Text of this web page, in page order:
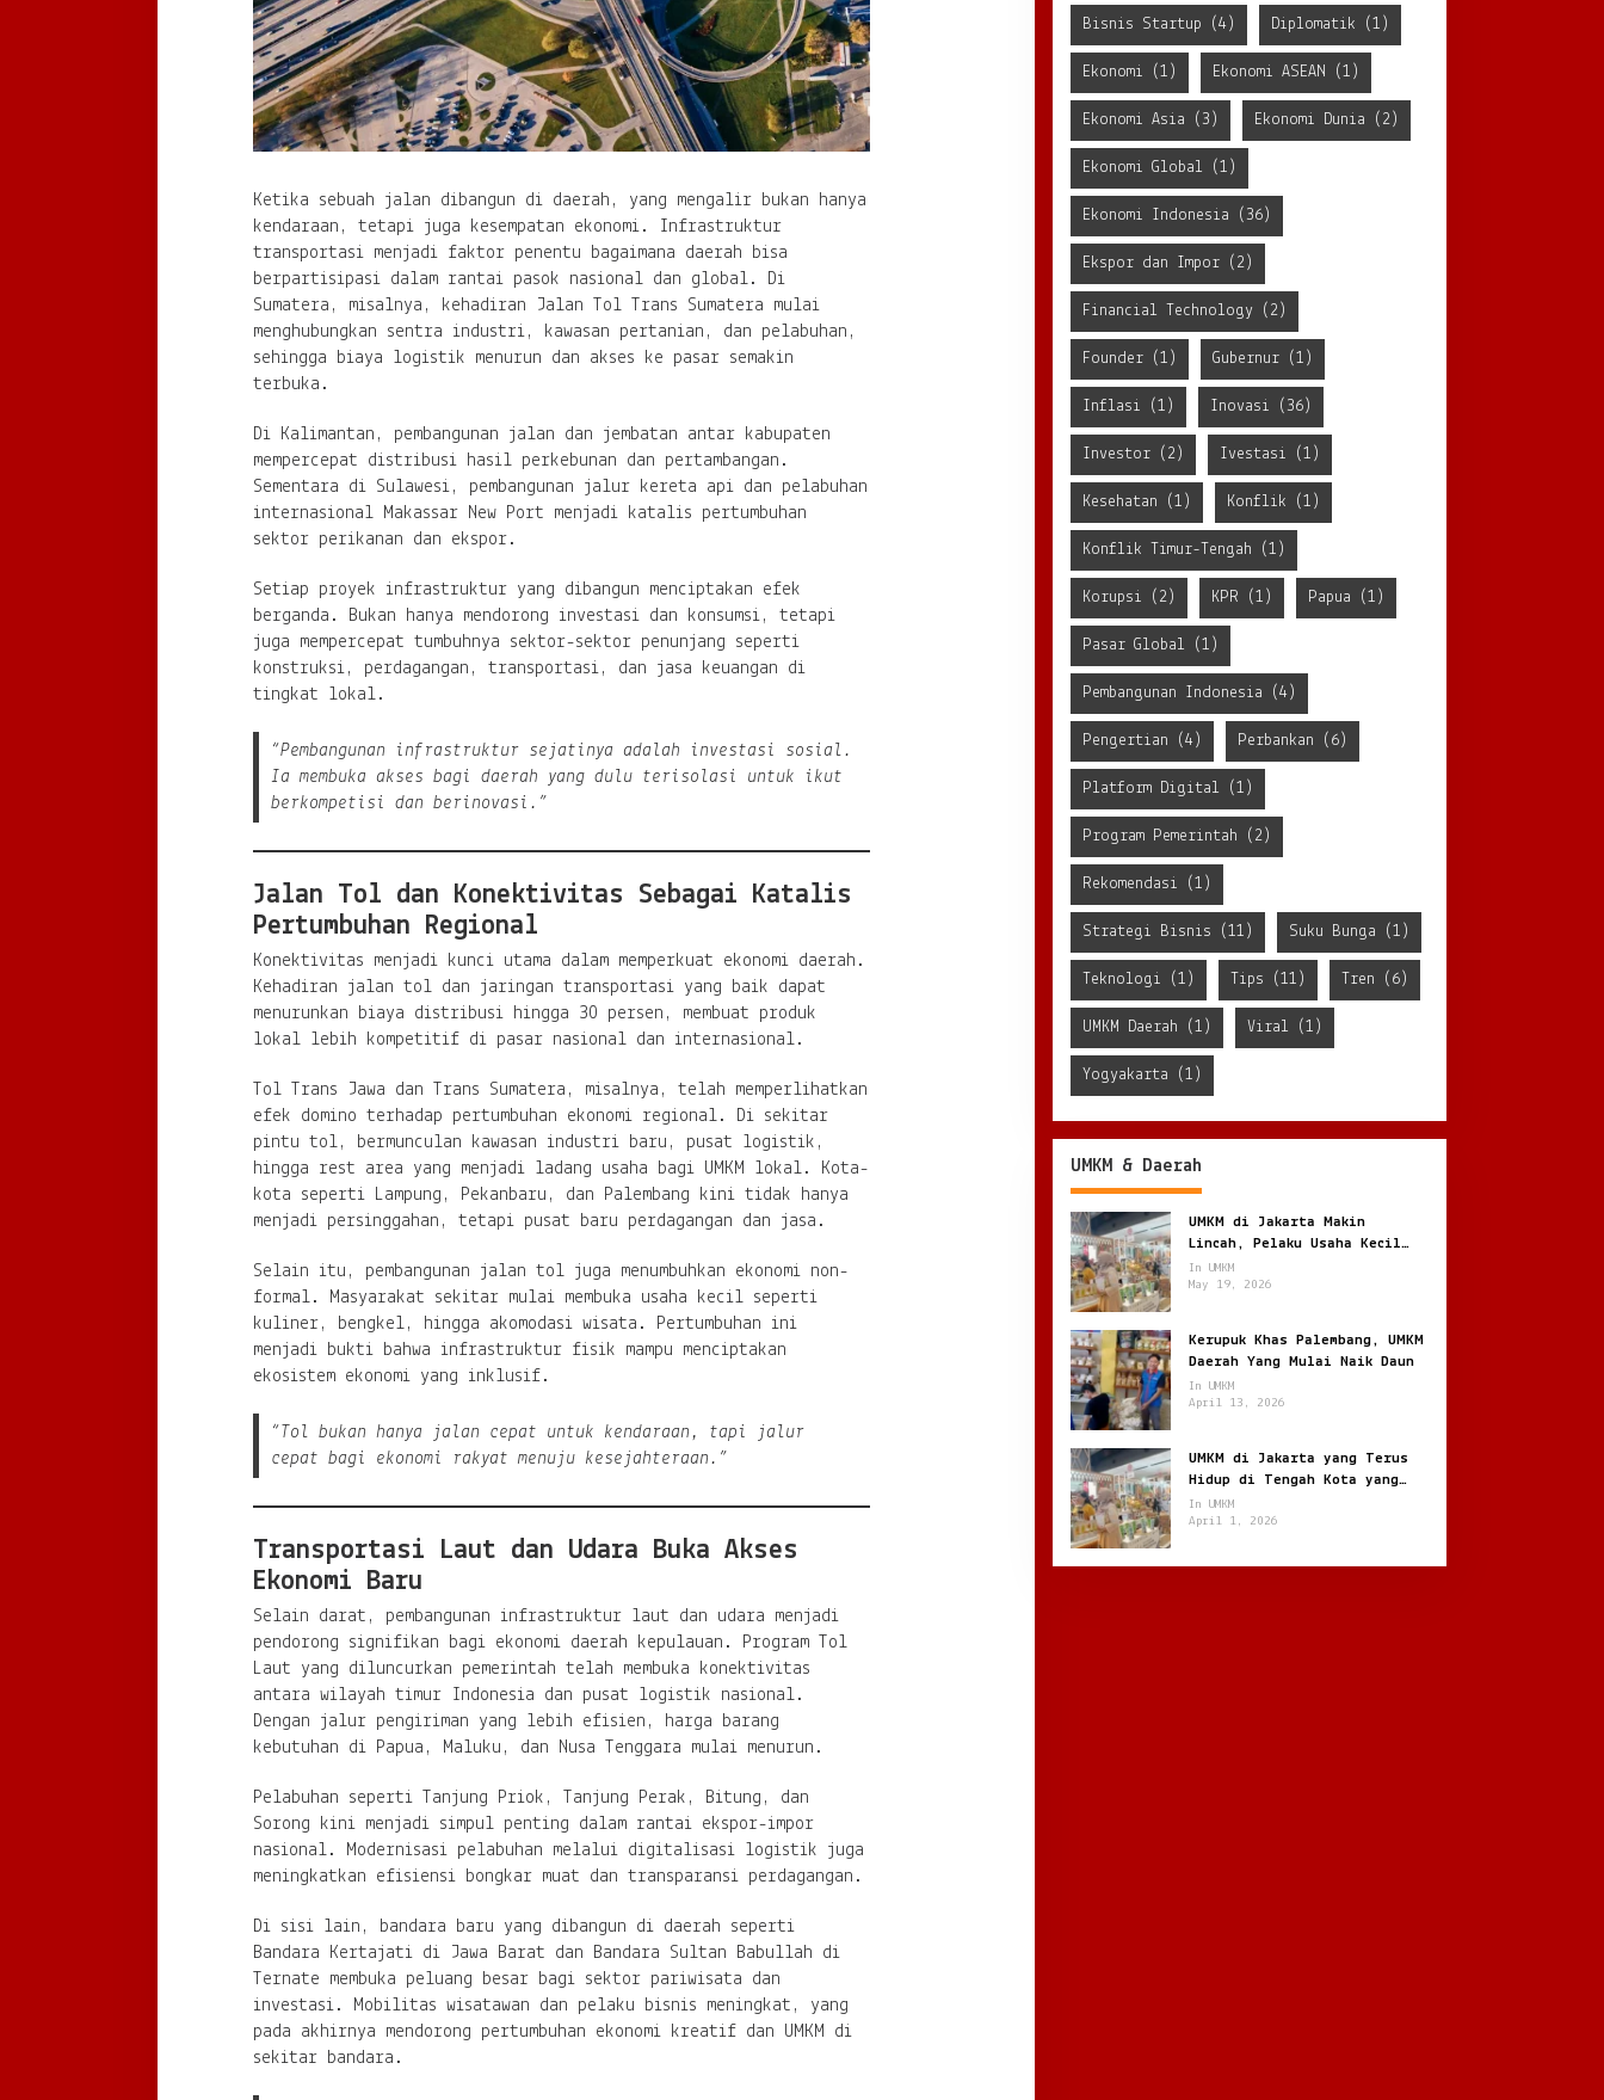
Ketika sebuah jalan dibangun di daerah, yang mengalir bukan hanya
kendaraan, tetapi juga kesempatan ekonomi. Infrastruktur
transportasi menjadi faktor penentu bagaimana daerah bisa
berpartisipasi dalam rantai pasok nasional dan global. Di
Sumatera, misalnya, kehadiran Jalan Tol Trans Sumatera mulai
menghubungkan sentra industri, kawasan pertanian, dan pelabuhan,
sehingga biaya logistik menurun dan akses ke pasar semakin
terbuka.
Di Kalimantan, pembangunan jalan dan jembatan antar kabupaten
mempercepat distribusi hasil perkebunan dan pertambangan.
Sementara di Sulawesi, pembangunan jalur kereta api dan pelabuhan
internasional Makassar New Port menjadi katalis pertumbuhan
sektor perikanan dan ekspor.
Setiap proyek infrastruktur yang dibangun menciptakan efek
berganda. Bukan hanya mendorong investasi dan konsumsi, tetapi
juga mempercepat tumbuhnya sektor-sektor penunjang seperti
konstruksi, perdagangan, transportasi, dan jasa keuangan di
tingkat lokal.
“Pembangunan infrastruktur sejatinya adalah investasi sosial.
Ia membuka akses bagi daerah yang dulu terisolasi untuk ikut
berkompetisi dan berinovasi.”
Jalan Tol dan Konektivitas Sebagai Katalis
Pertumbuhan Regional
Konektivitas menjadi kunci utama dalam memperkuat ekonomi daerah.
Kehadiran jalan tol dan jaringan transportasi yang baik dapat
menurunkan biaya distribusi hingga 30 persen, membuat produk
lokal lebih kompetitif di pasar nasional dan internasional.
Tol Trans Jawa dan Trans Sumatera, misalnya, telah memperlihatkan
efek domino terhadap pertumbuhan ekonomi regional. Di sekitar
pintu tol, bermunculan kawasan industri baru, pusat logistik,
hingga rest area yang menjadi ladang usaha bagi UMKM lokal. Kota-
kota seperti Lampung, Pekanbaru, dan Palembang kini tidak hanya
menjadi persinggahan, tetapi pusat baru perdagangan dan jasa.
Selain itu, pembangunan jalan tol juga menumbuhkan ekonomi non-
formal. Masyarakat sekitar mulai membuka usaha kecil seperti
kuliner, bengkel, hingga akomodasi wisata. Pertumbuhan ini
menjadi bukti bahwa infrastruktur fisik mampu menciptakan
ekosistem ekonomi yang inklusif.
“Tol bukan hanya jalan cepat untuk kendaraan, tapi jalur
cepat bagi ekonomi rakyat menuju kesejahteraan.”
Transportasi Laut dan Udara Buka Akses
Ekonomi Baru
Selain darat, pembangunan infrastruktur laut dan udara menjadi
pendorong signifikan bagi ekonomi daerah kepulauan. Program Tol
Laut yang diluncurkan pemerintah telah membuka konektivitas
antara wilayah timur Indonesia dan pusat logistik nasional.
Dengan jalur pengiriman yang lebih efisien, harga barang
kebutuhan di Papua, Maluku, dan Nusa Tenggara mulai menurun.
Pelabuhan seperti Tanjung Priok, Tanjung Perak, Bitung, dan
Sorong kini menjadi simpul penting dalam rantai ekspor-impor
nasional. Modernisasi pelabuhan melalui digitalisasi logistik juga
meningkatkan efisiensi bongkar muat dan transparansi perdagangan.
Di sisi lain, bandara baru yang dibangun di daerah seperti
Bandara Kertajati di Jawa Barat dan Bandara Sultan Babullah di
Ternate membuka peluang besar bagi sektor pariwisata dan
investasi. Mobilitas wisatawan dan pelaku bisnis meningkat, yang
pada akhirnya mendorong pertumbuhan ekonomi kreatif dan UMKM di
sekitar bandara.
Bisnis Startup (4) Diplomatik (1)
Ekonomi (1) Ekonomi ASEAN (1)
Ekonomi Asia (3) Ekonomi Dunia (2)
Ekonomi Global (1)
Ekonomi Indonesia (36)
Ekspor dan Impor(2)
Financial Technology(2)
Founder(1) Gubernur(1)
Inflasi (1) Inovasi (36)
Investor(2) Ivestasi (1)
Kesehatan (1) Konflik (1)
Konflik Timur-Tengah (1)
Korupsi (2) KPR (1) Papua (1)
Pasar Global (1)
Pembangunan Indonesia (4)
Pengertian (4) Perbankan (6)
Platform Digital (1)
Program Pemerintah (2)
Rekomendasi (1)
Strategi Bisnis (11) Suku Bunga (1)
Teknologi (1) Tips (11) Tren (6)
UMKM Daerah (1) Viral (1)
Yogyakarta (1)
UMKM & Daerah
UMKM di Jakarta Makin
Lincah, Pelaku Usaha Kecil
Berburu Peluang di Kota
Besar
In UMKM
May 19, 2026
Kerupuk Khas Palembang, UMKM
Daerah Yang Mulai Naik Daun
In UMKM
April 13, 2026
UMKM di Jakarta yang Terus
Hidup di Tengah Kota yang
Bergerak Cepat
In UMKM
April 1, 2026